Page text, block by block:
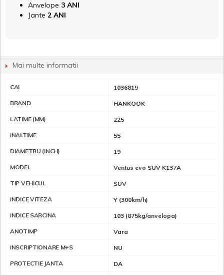
Anvelope 3 ANI
Jante 2 ANI
Mai multe informatii
CAI 1036819
BRAND HANKOOK
LATIME (MM) 225
INALTIME 55
DIAMETRU (INCH) 19
MODEL Ventus evo SUV K137A
TIP VEHICUL SUV
INDICE VITEZA Y (300km/h)
INDICE SARCINA 103 (875kg/anvelopa)
ANOTIMP Vara
INSCRIPTIONARE M+S NU
PROTECTIE JANTA DA